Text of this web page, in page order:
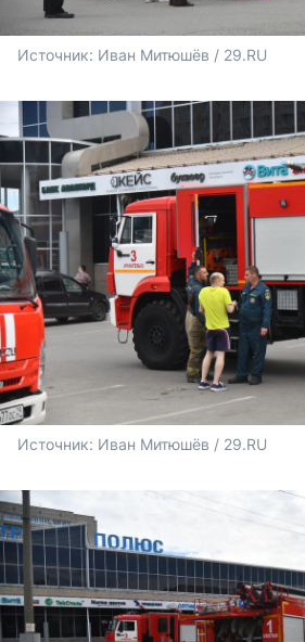
Источник: Иван Митюшёв / 29.RU
Источник: Иван Митюшёв / 29.RU